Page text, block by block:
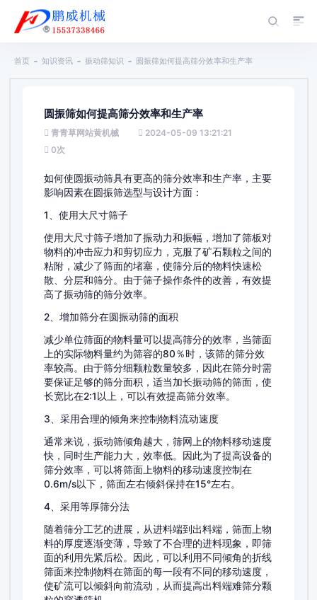
首页 知识资讯 振动筛知识 圆振筛如何提高筛分效率和生产率
圆振筛如何提高筛分效率和生产率
青青草网站黄机械
2024-05-09 13:21:21
0次
如何使圆振动筛具有更高的筛分效率和生产率，主要
影响因素在圆振筛选型与设计方面：
1、使用大尺寸筛子
使用大尺寸筛子增加了振动力和振幅，增加了筛板对
物料的冲击应力和剪切应力，克服了矿石颗粒之间的
粘附，减少了筛面的堵塞，使筛分后的物料快速松
散、分层和筛分。由于筛子操作条件的改善，有效提
高了振动筛的筛分效率。
2、增加筛分在圆振动筛的面积
减少单位筛面的物料量可以提高筛分的效率，当筛面
上的实际物料量约为筛容的80％时，该筛的筛分效
率较高。由于筛分细颗粒数量较多，因此在筛分时需
要保证足够的筛分面积，适当加长振动筛的筛面，使
长宽比在2:1以上，可以有效提高筛分效率。
3、采用合理的倾角来控制物料流动速度
通常来说，振动筛倾角越大，筛网上的物料移动速度
快，同时生产能力大，效率低。因此为了提高设备的
筛分效率，可以将筛面上物料的移动速度控制在
0.6m/s以下，筛面左右倾斜保持在15°左右。
4、采用等厚筛分法
随着筛分工艺的进展，从进料端到出料端，筛面上物
料的厚度逐渐变薄，导致了不合理的进料现象，即筛
面的利用先紧后松。因此，可以利用不同倾角的折线
筛面来控制物料在筛面的每一段有不同的移动速度，
使矿流可以倾斜向前流动，从而提高出料端难筛分颗